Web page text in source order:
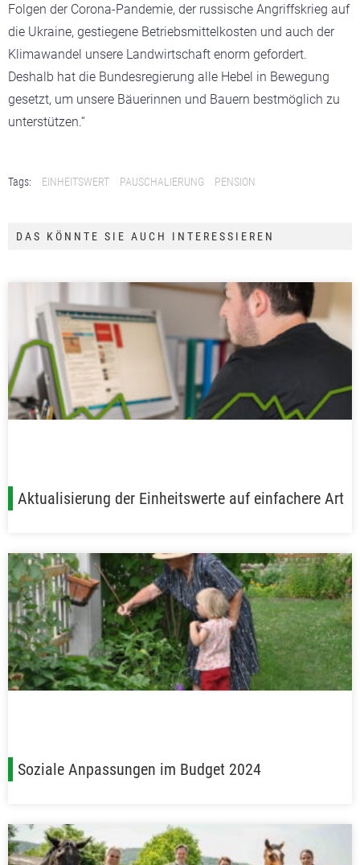
Folgen der Corona-Pandemie, der russische Angriffskrieg auf
die Ukraine, gestiegene Betriebsmittelkosten und auch der
Klimawandel unsere Landwirtschaft enorm gefordert.
Deshalb hat die Bundesregierung alle Hebel in Bewegung
gesetzt, um unsere Bäuerinnen und Bauern bestmöglich zu
unterstützen.“
Tags: EINHEITSWERT PAUSCHALIERUNG PENSION
DAS KÖNNTE SIE AUCH INTERESSIEREN
Aktualisierung der Einheitswerte auf einfachere Art
Soziale Anpassungen im Budget 2024